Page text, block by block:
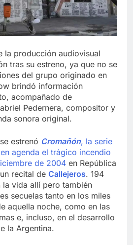
la producción audiovisual
tras su estreno, ya que no se
del grupo originado en
brindó información
acompañado de
Pedernera, compositor y
sonora original.
estrenó Cromañón, la serie
agenda el trágico incendio
de 2004 en República
recital de Callejeros. 194
la vida allí pero también
secuelas tanto en los miles
aquella noche, como en las
e, incluso, en el desarrollo
la Argentina.